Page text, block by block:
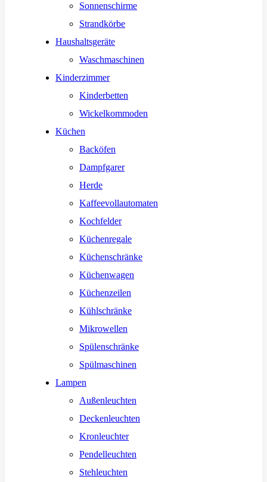
Sonnenschirme
Strandkörbe
Haushaltsgeräte
Waschmaschinen
Kinderzimmer
Kinderbetten
Wickelkommoden
Küchen
Backöfen
Dampfgarer
Herde
Kaffeevollautomaten
Kochfelder
Küchenregale
Küchenschränke
Küchenwagen
Küchenzeilen
Kühlschränke
Mikrowellen
Spülenschränke
Spülmaschinen
Lampen
Außenleuchten
Deckenleuchten
Kronleuchter
Pendelleuchten
Stehleuchten